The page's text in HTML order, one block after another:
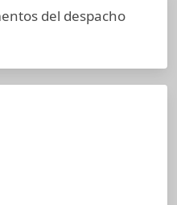
del despacho